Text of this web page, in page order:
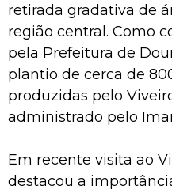
retirada gradativa de
região central. Como
pela Prefeitura de
plantio de cerca de
produzidas pelo
administrado pelo
Em recente visita ao
destacou a